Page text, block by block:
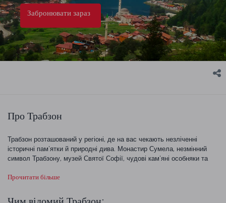
Забронювати зараз
Про Трабзон
Трабзон розташований у регіоні, де на вас чекають незліченні
історичні пам'ятки й природні дива. Монастир Сумела, незмінний
символ Трабзону, музей Святої Софії, чудові кам'яні особняки та
сліди цивілізацій, які жили на цих землях. Смакуйте автентичну
щебетом на просторому гірському плато, яке часто відвідують
Прочитати більше